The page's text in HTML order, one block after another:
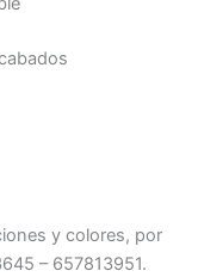
y colores, por
– 657813951.